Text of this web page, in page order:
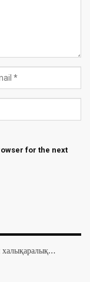
for the next
халықаралық…